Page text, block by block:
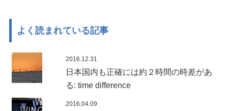
よく読まれている記事
2016.12.31
日本国内も正確には約２時間の時差があ
る: time difference
2016.04.09